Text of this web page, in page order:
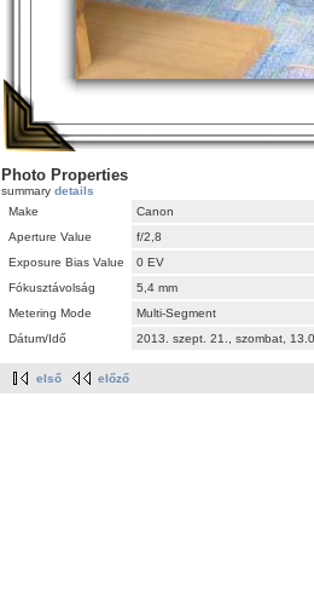
Photo Properties
summary details
Make
Canon
Aperture Value
f/2,8
Exposure Bias Value
0 EV
Fókusztávolság
5,4 mm
Metering Mode
Multi-Segment
Dátum/Idő
2013. szept. 21., szombat,
első előző